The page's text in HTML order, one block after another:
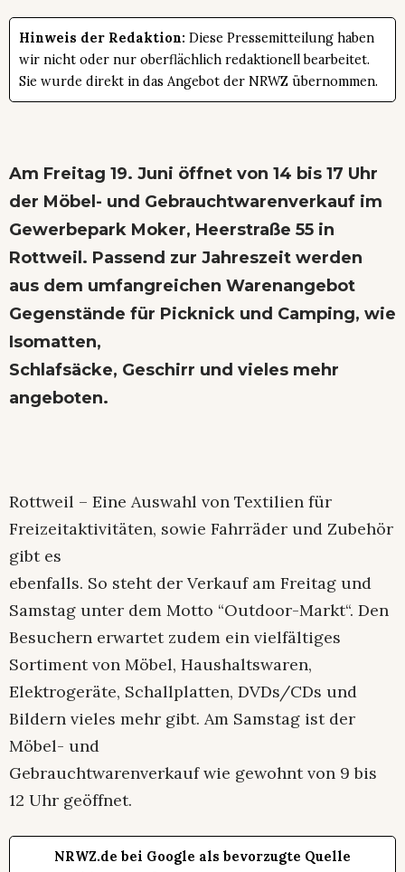
Hinweis der Redaktion: Diese Pressemitteilung haben
wir nicht oder nur oberflächlich redaktionell bearbeitet.
Sie wurde direkt in das Angebot der NRWZ übernommen.
Am Freitag 19. Juni öffnet von 14 bis 17 Uhr
der Möbel- und Gebrauchtwarenverkauf im
Gewerbepark Moker, Heerstraße 55 in
Rottweil. Passend zur Jahreszeit werden
aus dem umfangreichen Warenangebot
Gegenstände für Picknick und Camping, wie
Isomatten,
Schlafsäcke, Geschirr und vieles mehr
angeboten.
Rottweil – Eine Auswahl von Textilien für
Freizeitaktivitäten, sowie Fahrräder und Zubehör
gibt es
ebenfalls. So steht der Verkauf am Freitag und
Samstag unter dem Motto “Outdoor-Markt“. Den
Besuchern erwartet zudem ein vielfältiges
Sortiment von Möbel, Haushaltswaren,
Elektrogeräte, Schallplatten, DVDs/CDs und
Bildern vieles mehr gibt. Am Samstag ist der
Möbel- und
Gebrauchtwarenverkauf wie gewohnt von 9 bis
12 Uhr geöffnet.
NRWZ.de bei Google als bevorzugte Quelle